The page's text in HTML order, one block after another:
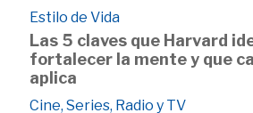
Estilo de Vida
Las 5 claves que Harvard
fortalecer la mente y que
aplica
Cine, Series, Radio y TV